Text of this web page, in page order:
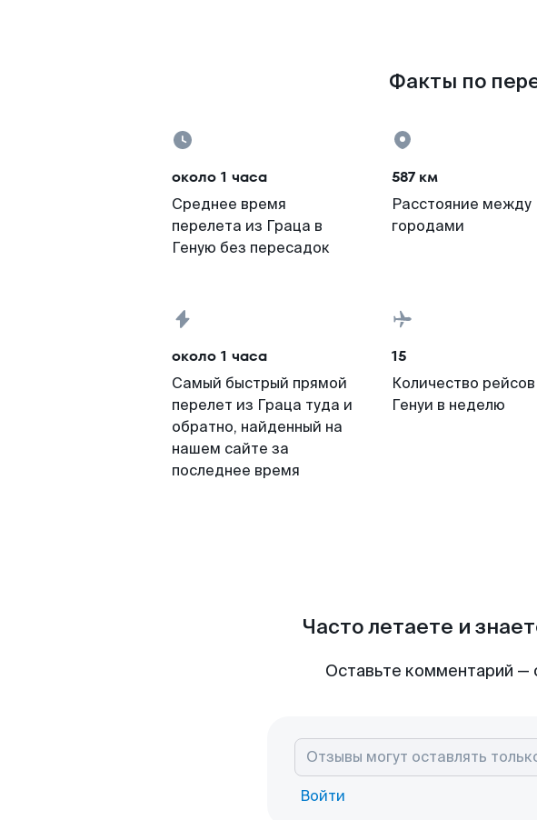
Факты по
около 1 часа
Среднее время
перелета из Граца в
Геную без пересадок
587 км
Расстояние между
городами
около 1 часа
Самый быстрый прямой
перелет из Граца туда и
обратно, найденный на
нашем сайте за
последнее время
15
Количество
Генуи в неделю
Часто летаете и
Оставьте комментарий —
Войти